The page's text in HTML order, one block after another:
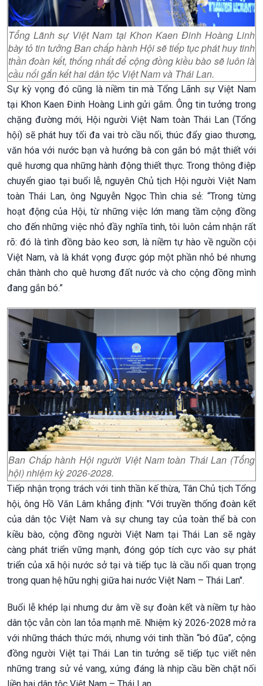
Tổng Lãnh sự Việt Nam tại Khon Kaen Đinh Hoàng Linh
bày tỏ tin tưởng Ban chấp hành Hội sẽ tiếp tục phát huy tinh
thần đoàn kết, thống nhất để cộng đồng kiều bào sẽ luôn là
cầu nối gắn kết hai dân tộc Việt Nam và Thái Lan.
Sự kỳ vọng đó cũng là niềm tin mà Tổng Lãnh sự Việt Nam
tại Khon Kaen Đinh Hoàng Linh gửi gắm. Ông tin tưởng trong
chặng đường mới, Hội người Việt Nam toàn Thái Lan (Tổng
hội) sẽ phát huy tối đa vai trò cầu nối, thúc đẩy giao thương,
văn hóa với nước bạn và hướng bà con gắn bó mật thiết với
quê hương qua những hành động thiết thực. Trong thông điệp
chuyển giao tại buổi lễ, nguyên Chủ tịch Hội người Việt Nam
toàn Thái Lan, ông Nguyễn Ngọc Thìn chia sẻ: “Trong từng
hoạt động của Hội, từ những việc lớn mang tầm cộng đồng
cho đến những việc nhỏ đầy nghĩa tình, tôi luôn cảm nhận rất
rõ: đó là tình đồng bào keo sơn, là niềm tự hào về nguồn cội
Việt Nam, và là khát vọng được góp một phần nhỏ bé nhưng
chân thành cho quê hương đất nước và cho cộng đồng mình
đang gắn bó.”
Ban Chấp hành Hội người Việt Nam toàn Thái Lan (Tổng
hội) nhiệm kỳ 2026-2028.
Tiếp nhận trọng trách với tinh thần kế thừa, Tân Chủ tịch Tổng
hội, ông Hồ Văn Lâm khẳng định: "Với truyền thống đoàn kết
của dân tộc Việt Nam và sự chung tay của toàn thể bà con
kiều bào, cộng đồng người Việt Nam tại Thái Lan sẽ ngày
càng phát triển vững mạnh, đóng góp tích cực vào sự phát
triển của xã hội nước sở tại và tiếp tục là cầu nối quan trọng
trong quan hệ hữu nghị giữa hai nước Việt Nam – Thái Lan".
Buổi lễ khép lại nhưng dư âm về sự đoàn kết và niềm tự hào
dân tộc vẫn còn lan tỏa mạnh mẽ. Nhiệm kỳ 2026-2028 mở ra
với những thách thức mới, nhưng với tinh thần “bó đũa”, cộng
đồng người Việt tại Thái Lan tin tưởng sẽ tiếp tục viết nên
những trang sử vẻ vang, xứng đáng là nhịp cầu bền chặt nối
liền hai dân tộc Việt Nam – Thái Lan.